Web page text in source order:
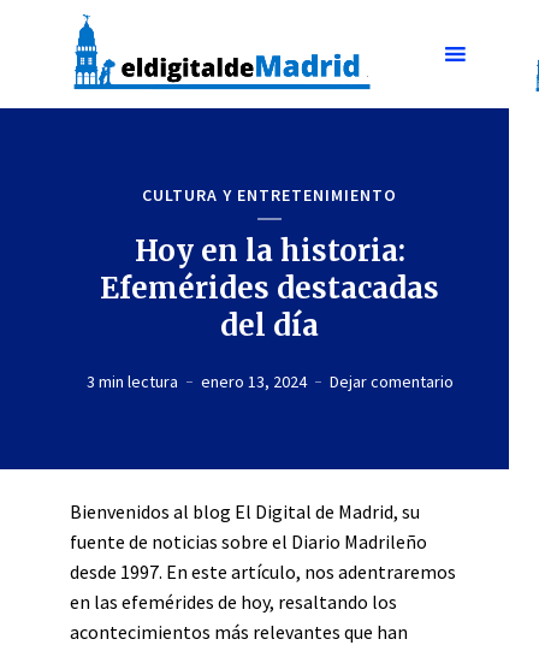
CULTURA Y ENTRETENIMIENTO
Hoy en la historia:
Efemérides destacadas
del día
3 min lectura enero 13, 2024 Dejar comentario
Bienvenidos al blog El Digital de Madrid, su
fuente de noticias sobre el Diario Madrileño
desde 1997. En este artículo, nos adentraremos
en las efemérides de hoy, resaltando los
acontecimientos más relevantes que han